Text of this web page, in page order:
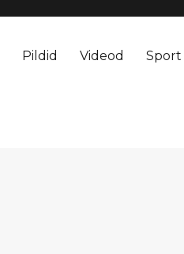
Pildid Videod Sport